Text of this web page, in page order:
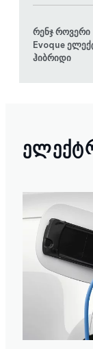
რენჯ როვერი
Evoque
ჰიბრიდი